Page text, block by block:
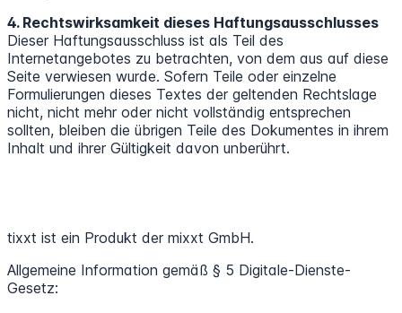
4. Rechtswirksamkeit dieses Haftungsausschlusses
Dieser Haftungsausschluss ist als Teil des
Internetangebotes zu betrachten, von dem aus auf diese
Seite verwiesen wurde. Sofern Teile oder einzelne
Formulierungen dieses Textes der geltenden Rechtslage
nicht, nicht mehr oder nicht vollständig entsprechen
sollten, bleiben die übrigen Teile des Dokumentes in ihrem
Inhalt und ihrer Gültigkeit davon unberührt.
tixxt ist ein Produkt der mixxt GmbH.
Allgemeine Information gemäß § 5 Digitale-Dienste-
Gesetz: